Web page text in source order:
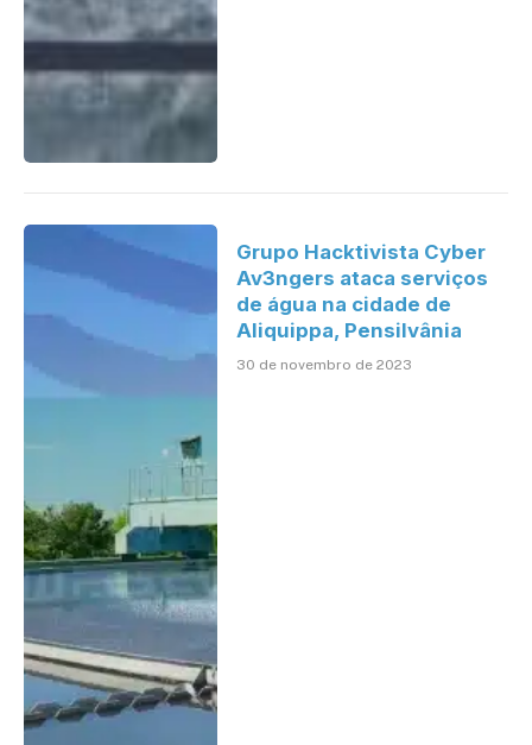
Grupo Hacktivista Cyber
Av3ngers ataca serviços
de água na cidade de
Aliquippa, Pensilvânia
30 de novembro de 2023